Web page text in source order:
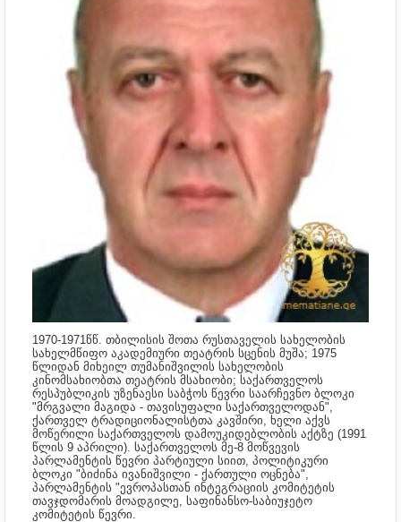
1970-1971წწ. თბილისის შოთა რუსთაველის სახელობის
სახელმწიფო აკადემიური თეატრის სცენის მუშა; 1975
წლიდან მიხეილ თუმანიშვილის სახელობის
კინომსახიობთა თეატრის მსახიობი; საქართველოს
რესპუბლიკის უზენაესი საბჭოს წევრი საარჩევნო ბლოკი
"მრგვალი მაგიდა - თავისუფალი საქართველოდან",
ქართველ ტრადიციონალისტთა კავშირი, ხელი აქვს
მოწერილი საქართველოს დამოუკიდებლობის აქტზე (1991
წლის 9 აპრილი). საქართველოს მე-8 მოწვევის
პარლამენტის წევრი პარტიული სიით, პოლიტიკური
ბლოკი "ბიძინა ივანიშვილი - ქართული ოცნება",
პარლამენტის "ევროპასთან ინტეგრაციის კომიტეტის
თავჯდომარის მოადგილე, საფინანსო-საბიუჯეტო
კომიტეტის წევრი.